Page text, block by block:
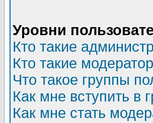
Уровни
Кто такие
Кто такие
Что такое группы
Как мне вступить в
Как мне стать